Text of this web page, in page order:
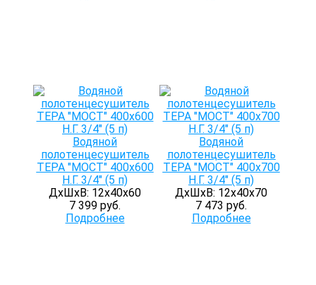
Водяной
полотенцесушитель
ТЕРА "МОСТ" 400х600
Н.Г. 3/4" (5 п)
ДхШхВ: 12х40х60
7 399 руб.
Подробнее
Водяной
полотенцесушитель
ТЕРА "МОСТ" 400х700
Н.Г. 3/4" (5 п)
ДхШхВ: 12х40х70
7 473 руб.
Подробнее